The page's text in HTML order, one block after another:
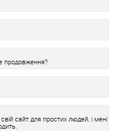
продовження?
сайт для простих людей, і мені